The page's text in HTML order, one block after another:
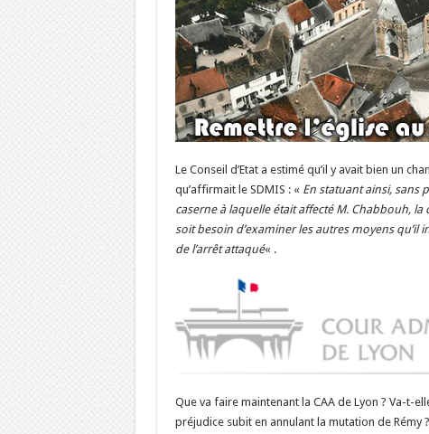
Le Conseil d’Etat a estimé qu’il y avait bien un
qu’affirmait le SDMIS : « En statuant ainsi, sans
caserne à laquelle était affecté M. Chabbouh,
soit besoin d’examiner les autres moyens
de l’arrêt attaqué« .
Que va faire maintenant la CAA de Lyon ? Va-t-
préjudice subit en annulant la mutation de Rémy ?